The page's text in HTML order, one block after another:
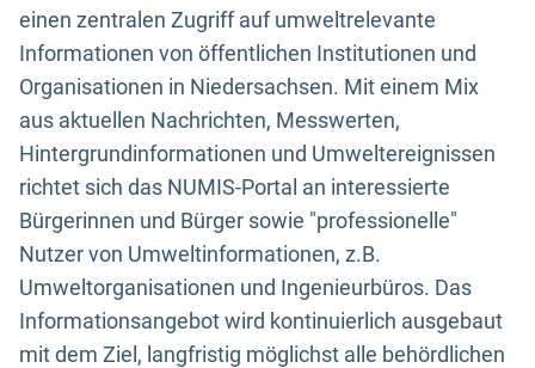
einen zentralen Zugriff auf umweltrelevante
Informationen von öffentlichen Institutionen und
Organisationen in Niedersachsen. Mit einem Mix
aus aktuellen Nachrichten, Messwerten,
Hintergrundinformationen und Umweltereignissen
richtet sich das NUMIS-Portal an interessierte
Bürgerinnen und Bürger sowie "professionelle"
Nutzer von Umweltinformationen, z.B.
Umweltorganisationen und Ingenieurbüros. Das
Informationsangebot wird kontinuierlich ausgebaut
mit dem Ziel, langfristig möglichst alle behördlichen